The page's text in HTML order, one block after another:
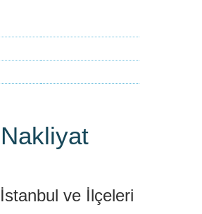
İstanbul ve İlçeleri